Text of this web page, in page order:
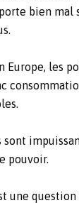
bien
Europe,
pouvoir.